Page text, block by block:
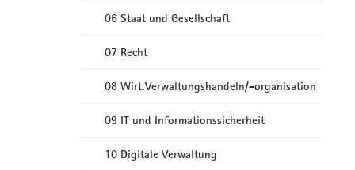
06 Staat und Gesellschaft
07 Recht
08 Wirt.Verwaltungshandeln/-organisation
09 IT und Informationssicherheit
10 Digitale Verwaltung